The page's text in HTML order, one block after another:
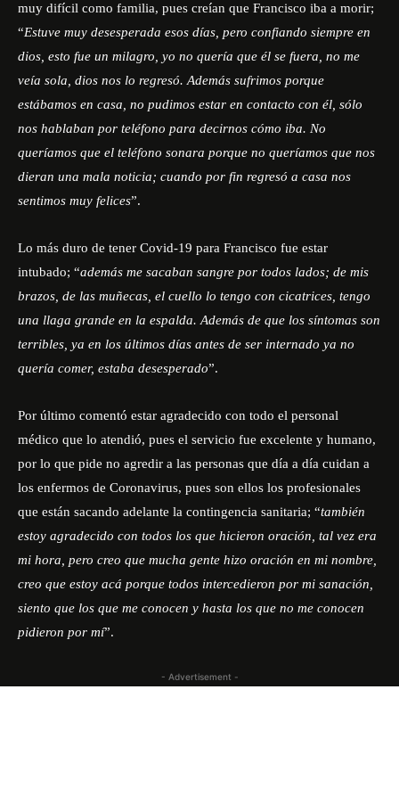
muy difícil como familia, pues creían que Francisco iba a morir;
“Estuve muy desesperada esos días, pero confiando siempre en
dios, esto fue un milagro, yo no quería que él se fuera, no me
veía sola, dios nos lo regresó. Además sufrimos porque
estábamos en casa, no pudimos estar en contacto con él, sólo
nos hablaban por teléfono para decirnos cómo iba. No
queríamos que el teléfono sonara porque no queríamos que nos
dieran una mala noticia; cuando por fin regresó a casa nos
sentimos muy felices”.
Lo más duro de tener Covid-19 para Francisco fue estar
intubado; “además me sacaban sangre por todos lados; de mis
brazos, de las muñecas, el cuello lo tengo con cicatrices, tengo
una llaga grande en la espalda. Además de que los síntomas son
terribles, ya en los últimos días antes de ser internado ya no
quería comer, estaba desesperado”.
Por último comentó estar agradecido con todo el personal
médico que lo atendió, pues el servicio fue excelente y humano,
por lo que pide no agredir a las personas que día a día cuidan a
los enfermos de Coronavirus, pues son ellos los profesionales
que están sacando adelante la contingencia sanitaria; “también
estoy agradecido con todos los que hicieron oración, tal vez era
mi hora, pero creo que mucha gente hizo oración en mi nombre,
creo que estoy acá porque todos intercedieron por mi sanación,
siento que los que me conocen y hasta los que no me conocen
pidieron por mí”.
- Advertisement -